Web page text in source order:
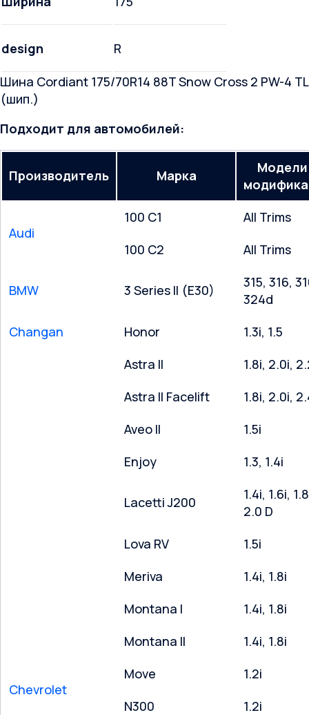
design
R
Шина Cordiant 175/70R14 88T Snow Cross 2 PW-4 TL
(шип.)
Подходит для автомобилей:
Производитель Марка
Модели
Audi
100 C1
All Trims
100 C2
All Trims
BMW 3 Series II (E30)
315, 316,
324d
Changan
Honor 1.3i, 1.5
Chevrolet
Astra II
1.8i, 2.0i,
Astra II Facelift
1.8i, 2.0i,
Aveo II
1.5i
Enjoy
1.3, 1.4i
Lacetti J200
1.4i, 1.6i,
2.0 D
Lova RV
1.5i
Meriva
1.4i, 1.8i
Montana I
1.4i, 1.8i
Montana II
1.4i, 1.8i
Move
1.2i
N300
1.2i